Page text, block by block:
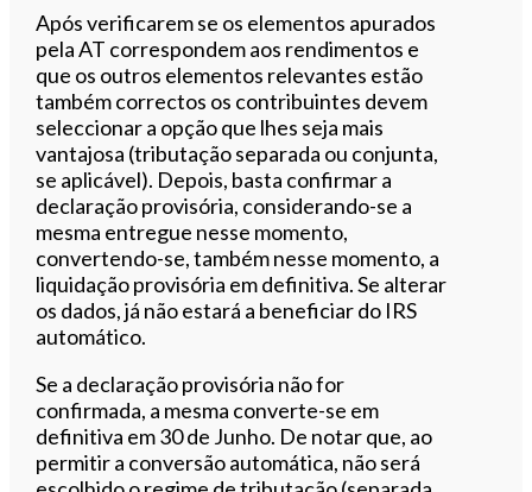
Após verificarem se os elementos apurados
pela AT correspondem aos rendimentos e
que os outros elementos relevantes estão
também correctos os contribuintes devem
seleccionar a opção que lhes seja mais
vantajosa (tributação separada ou conjunta,
se aplicável). Depois, basta confirmar a
declaração provisória, considerando-se a
mesma entregue nesse momento,
convertendo-se, também nesse momento, a
liquidação provisória em definitiva.Se alterar
os dados, já não estará a beneficiar do IRS
automático.
Se a declaração provisória não for
confirmada, a mesma converte-se em
definitiva em 30 de Junho. De notar que, ao
permitir a conversão automática, não será